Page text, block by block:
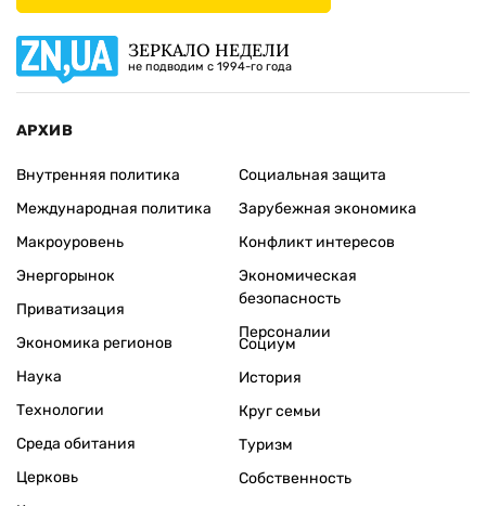
ЗЕРКАЛО НЕДЕЛИ
не подводим с 1994-го года
АРХИВ
Внутренняя политика
Международная политика
Макроуровень
Энергорынок
Приватизация
Экономика регионов
Социальная защита
Зарубежная экономика
Конфликт интересов
Экономическая
безопасность
Персоналии
Наука
Технологии
Среда обитания
Церковь
Социум
История
Круг семьи
Туризм
Собственность